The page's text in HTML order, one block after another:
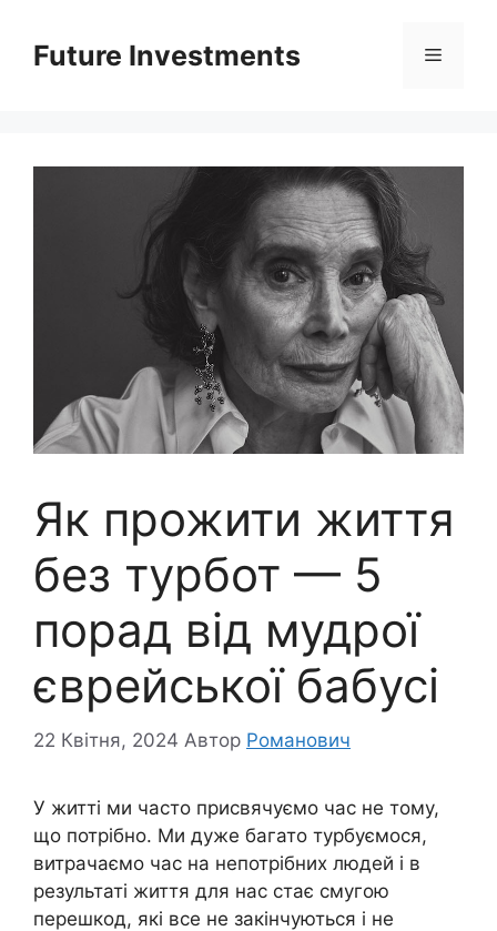
вмістуFuture Investments Меню
Як прожити життя
без турбот — 5
порад від мудрої
єврейської бабусі
22 Квітня, 2024 Автор Романович
У житті ми часто присвячуємо час не тому,
що потрібно. Ми дуже багато турбуємося,
витрачаємо час на непотрібних людей і в
результаті життя для нас стає смугою
перешкод, які все не закінчуються і не